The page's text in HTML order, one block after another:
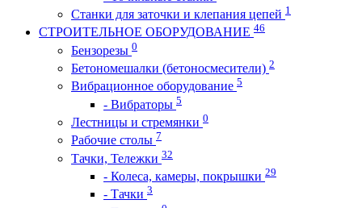
Станки для заточки и клепания цепей 1
СТРОИТЕЛЬНОЕ ОБОРУДОВАНИЕ 46
Бензорезы 0
Бетономешалки (бетоносмесители) 2
Вибрационное оборудование 5
- Вибраторы 5
Лестницы и стремянки 0
Рабочие столы 7
Тачки, Тележки 32
- Колеса, камеры, покрышки 29
- Тачки 3